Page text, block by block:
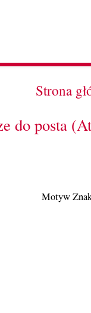
Strona
do posta
Motyw